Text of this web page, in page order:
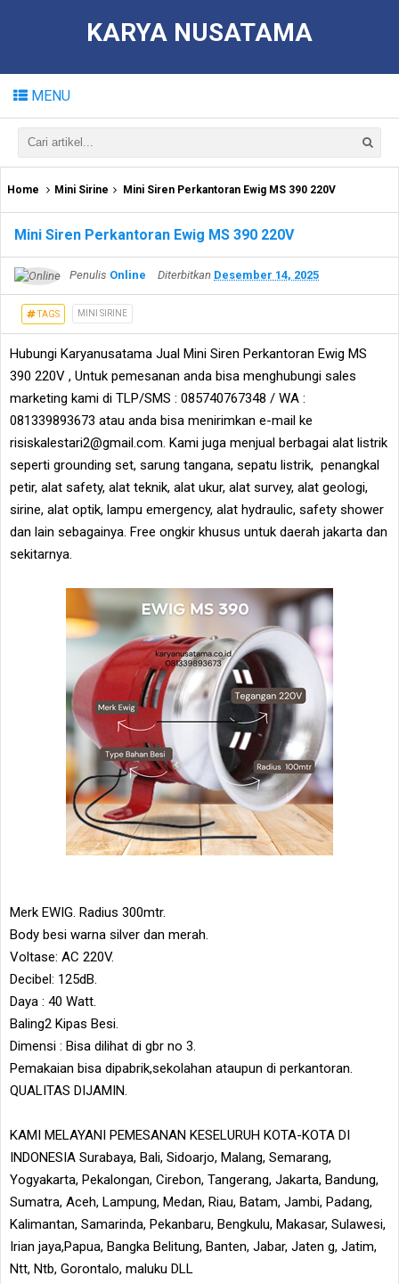
KARYA NUSATAMA
MENU
Home Mini Sirine Mini Siren Perkantoran Ewig MS 390 220V
Mini Siren Perkantoran Ewig MS 390 220V
Penulis Online Diterbitkan Desember 14, 2025
TAGS MINI SIRINE
Hubungi Karyanusatama Jual Mini Siren Perkantoran Ewig MS
390 220V , Untuk pemesanan anda bisa menghubungi sales
marketing kami di TLP/SMS : 085740767348 / WA :
081339893673 atau anda bisa menirimkan e-mail ke
risiskalestari2@gmail.com. Kami juga menjual berbagai alat listrik
seperti grounding set, sarung tangana, sepatu listrik, penangkal
petir, alat safety, alat teknik, alat ukur, alat survey, alat geologi,
sirine, alat optik, lampu emergency, alat hydraulic, safety shower
dan lain sebagainya. Free ongkir khusus untuk daerah jakarta dan
sekitarnya.
Merk EWIG. Radius 300mtr.
Body besi warna silver dan merah.
Voltase: AC 220V.
Decibel: 125dB.
Daya : 40 Watt.
Baling2 Kipas Besi.
Dimensi : Bisa dilihat di gbr no 3.
Pemakaian bisa dipabrik,sekolahan ataupun di perkantoran.
QUALITAS DIJAMIN.
KAMI MELAYANI PEMESANAN KESELURUH KOTA-KOTA DI
INDONESIA Surabaya, Bali, Sidoarjo, Malang, Semarang,
Yogyakarta, Pekalongan, Cirebon, Tangerang, Jakarta, Bandung,
Sumatra, Aceh, Lampung, Medan, Riau, Batam, Jambi, Padang,
Kalimantan, Samarinda, Pekanbaru, Bengkulu, Makasar, Sulawesi,
Irian jaya,Papua, Bangka Belitung, Banten, Jabar, Jaten g, Jatim,
Ntt, Ntb, Gorontalo, maluku DLL